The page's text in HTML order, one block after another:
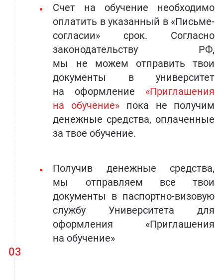
03
Счет на обучение необходимо
оплатить в указанный в «Письме-
согласии» срок. Согласно
законодательству РФ,
мы не можем отправить твои
документы в университет
на оформление «Приглашения
на обучение» пока не получим
денежные средства, оплаченные
за твое обучение.
Получив денежные средства,
мы отправляем все твои
документы в паспортно-визовую
службу Университета для
оформления «Приглашения
на обучение»